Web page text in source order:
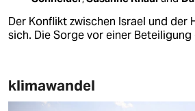
Der Konflikt zwischen Israel und der
sich. Die Sorge vor einer Beteiligung
klimawandel